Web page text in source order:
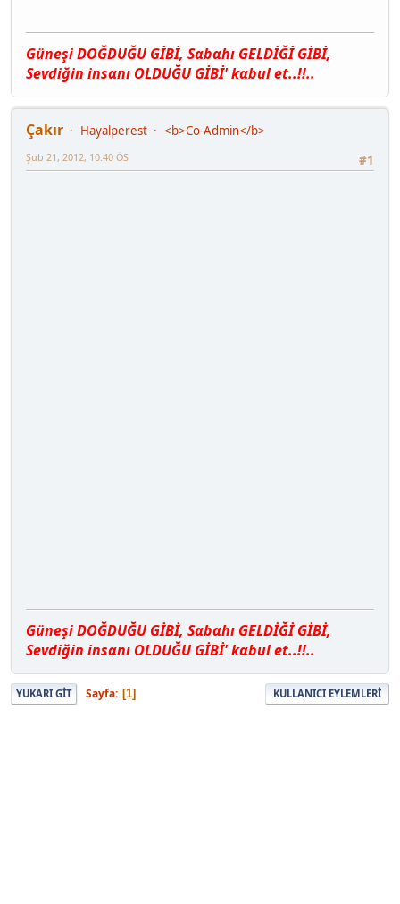
Güneşi DOĞDUĞU GİBİ, Sαbαhı GELDİĞİ GİBİ,
Sevdiğin insαnı OLDUĞU GİBİ' kαbul et..!!..
Çakır Hayalperest
<b>Co-Admin</b>
#1
Şub 21, 2012, 10:40 ÖS
Güneşi DOĞDUĞU GİBİ, Sαbαhı GELDİĞİ GİBİ,
Sevdiğin insαnı OLDUĞU GİBİ' kαbul et..!!..
YUKARI GIT Sayfa 1 KULLANICI EYLEMLERI